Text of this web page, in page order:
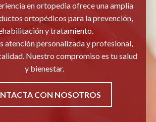
en ortopedia ofrece una amplia
ortopédicos para la prevención,
y tratamiento.
atención personalizada y profesional,
Nuestro compromiso es tu salud
y bienestar.
CON NOSOTROS